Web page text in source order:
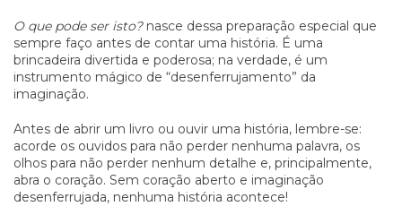
O que pode ser isto?nasce dessa preparação especial que
sempre faço antes de contar uma história. É uma
brincadeira divertida e poderosa; na verdade, é um
instrumento mágico de “desenferrujamento” da
imaginação.
Antes de abrir um livro ou ouvir uma história, lembre-se:
acorde os ouvidos para não perder nenhuma palavra, os
olhos para não perder nenhum detalhe e, principalmente,
abra o coração. Sem coração aberto e imaginação
desenferrujada, nenhuma história acontece!